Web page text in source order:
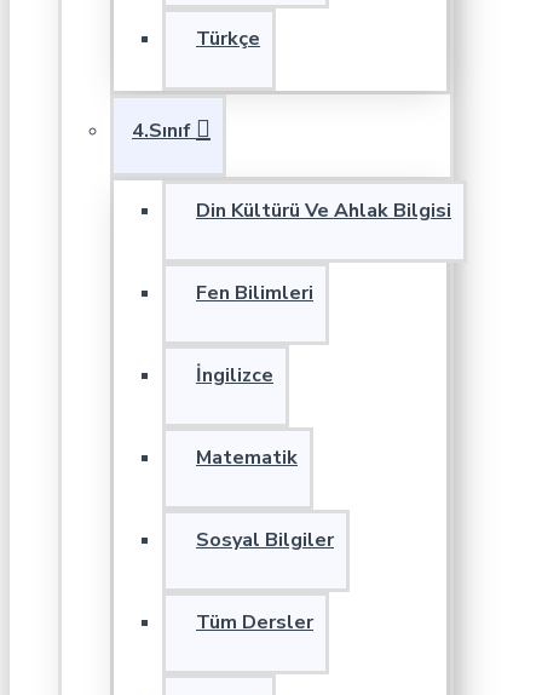
Türkçe
4.Sınıf
Din Kültürü Ve Ahlak Bilgisi
Fen Bilimleri
İngilizce
Matematik
Sosyal Bilgiler
Tüm Dersler